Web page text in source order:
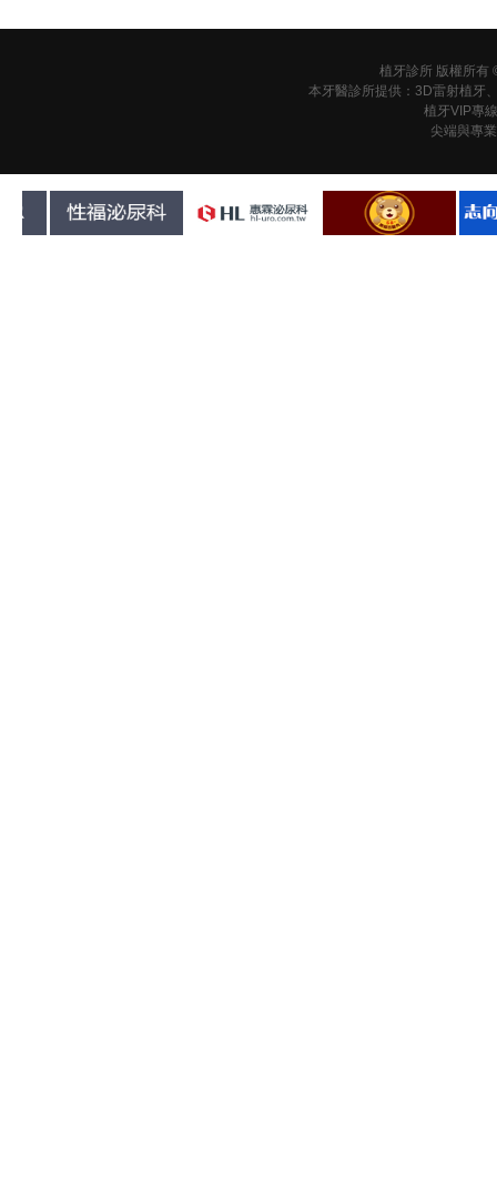
植牙診所 版權所有
本牙醫診所提供：3D雷射植牙
植牙VIP專
尖端與專